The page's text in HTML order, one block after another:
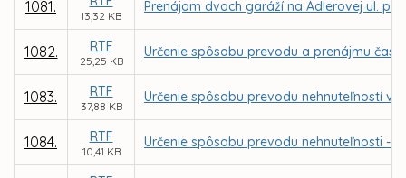
1081.
13,32 KB
Prenájom dvoch garáží na Adlerovej ul.
1082. RTF
25,25 KB
Určenie spôsobu prevodu a prenájmu
1083. RTF
37,88 KB
Určenie spôsobu prevodu nehnuteľností v
1084. RTF
10,41 KB
Určenie spôsobu prevodu nehnuteľnosti -